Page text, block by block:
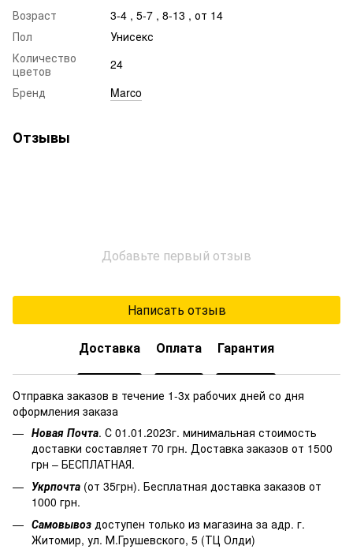
Возраст
3-4 , 5-7 , 8-13 , от 14
Пол
Унисекс
Количество
цветов
24
Бренд
Marco
Отзывы
Добавьте первый отзыв
Написать отзыв
Доставка Оплата Гарантия
Отправка заказов в течение 1-3х рабочих дней со дня
оформления заказа
Новая Почта. С 01.01.2023г. минимальная стоимость
доставки составляет 70 грн. Доставка заказов от 1500
грн – БЕСПЛАТНАЯ.
Укрпочта (от 35грн). Бесплатная доставка заказов от
1000 грн.
Самовывоз доступен только из магазина за адр. г.
Житомир, ул. М.Грушевского, 5 (ТЦ Олди)